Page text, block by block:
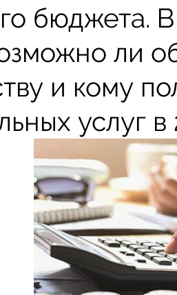
бюджета. В
ли
и кому
услуг в